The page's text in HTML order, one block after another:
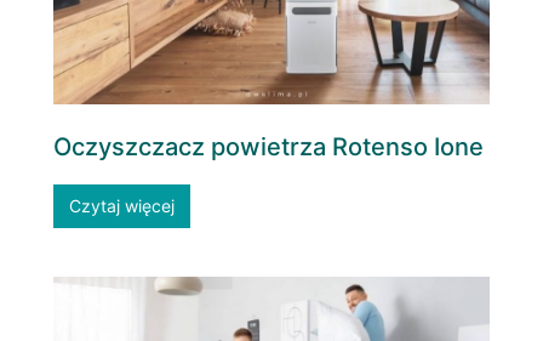
Oczyszczacz powietrza Rotenso Ione
Czytaj więcej